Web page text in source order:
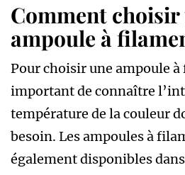
Comment choisir
ampoule à
Pour choisir une ampoule
important de connaître
température de la couleur
besoin. Les ampoules à
également disponibles